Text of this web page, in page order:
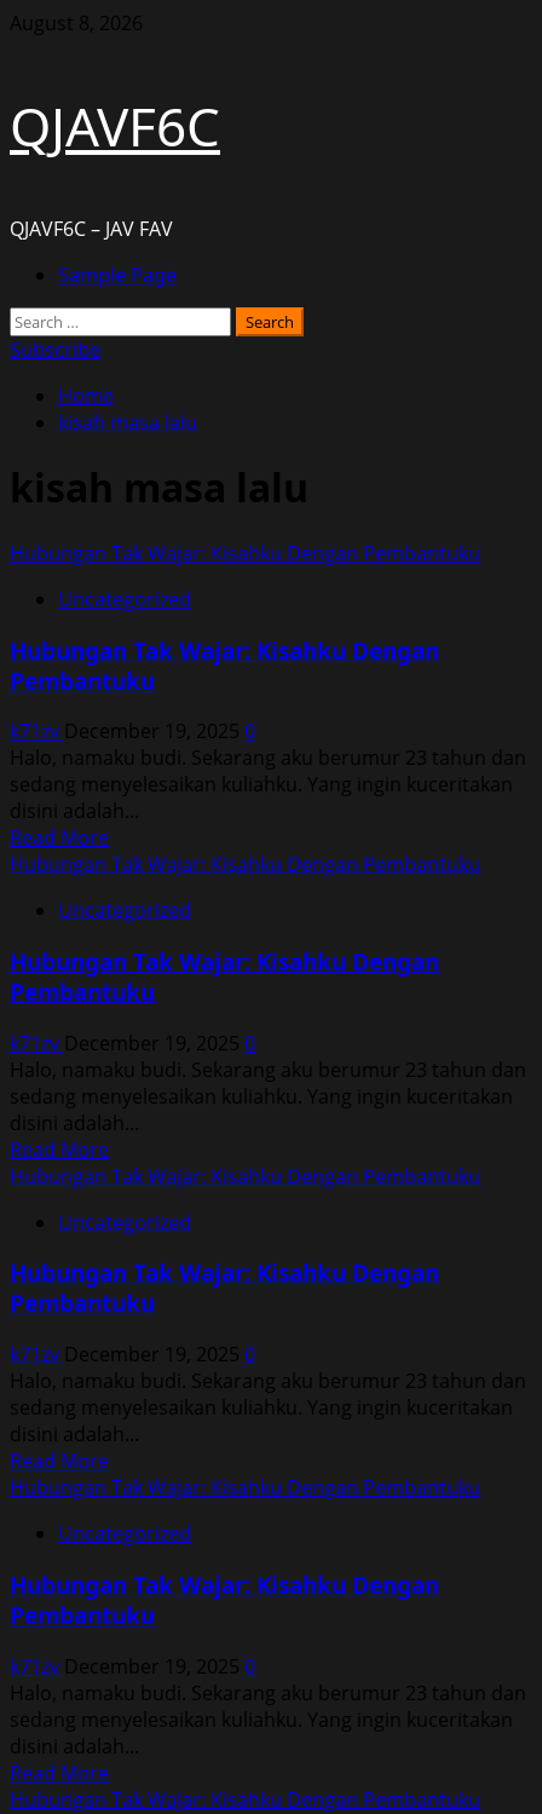
Skip
August 8, 2026
QJAVF6C
QJAVF6C – JAV FAV
PrimarySample Page
Search
for:
Subscribe
Home
kisah masa lalu
kisah masa lalu
Hubungan Tak Wajar: Kisahku Dengan Pembantuku
Uncategorized
Hubungan Tak Wajar: Kisahku Dengan
Pembantuku
k71zv December 19, 2025 0
Halo, namaku budi. Sekarang aku berumur 23 tahun dan
sedang menyelesaikan kuliahku. Yang ingin kuceritakan
disini adalah...
Read MoreRead
more
Hubungan
Wajar:
Kisahku
Pembantuku
Hubungan Tak Wajar: Kisahku Dengan Pembantuku
Uncategorized
Hubungan Tak Wajar: Kisahku Dengan
Pembantuku
k71zv December 19, 2025 0
Halo, namaku budi. Sekarang aku berumur 23 tahun dan
sedang menyelesaikan kuliahku. Yang ingin kuceritakan
disini adalah...
Read MoreRead
more
Hubungan
Wajar:
Kisahku
Pembantuku
Hubungan Tak Wajar: Kisahku Dengan Pembantuku
Uncategorized
Hubungan Tak Wajar: Kisahku Dengan
Pembantuku
k71zv December 19, 2025 0
Halo, namaku budi. Sekarang aku berumur 23 tahun dan
sedang menyelesaikan kuliahku. Yang ingin kuceritakan
disini adalah...
Read MoreRead
more
Hubungan
Wajar:
Kisahku
Pembantuku
Hubungan Tak Wajar: Kisahku Dengan Pembantuku
Uncategorized
Hubungan Tak Wajar: Kisahku Dengan
Pembantuku
k71zv December 19, 2025 0
Halo, namaku budi. Sekarang aku berumur 23 tahun dan
sedang menyelesaikan kuliahku. Yang ingin kuceritakan
disini adalah...
Read MoreRead
more
Hubungan Tak Wajar: Kisahku Dengan Pembantuku